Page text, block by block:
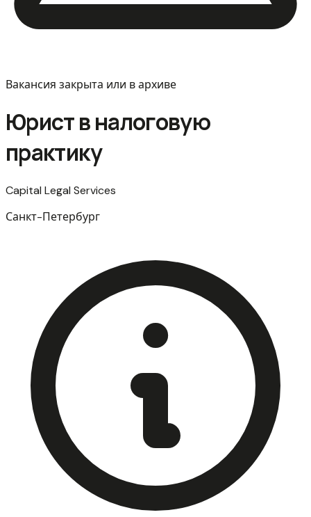
Вакансия закрыта или в архиве
Юрист в налоговую
практику
Capital Legal Services
Санкт-Петербург